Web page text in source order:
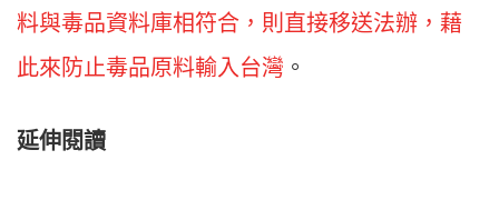
料與毒品資料庫相符合，則直接移送法辦，藉
此來防止毒品原料輸入台灣 。
延伸閱讀